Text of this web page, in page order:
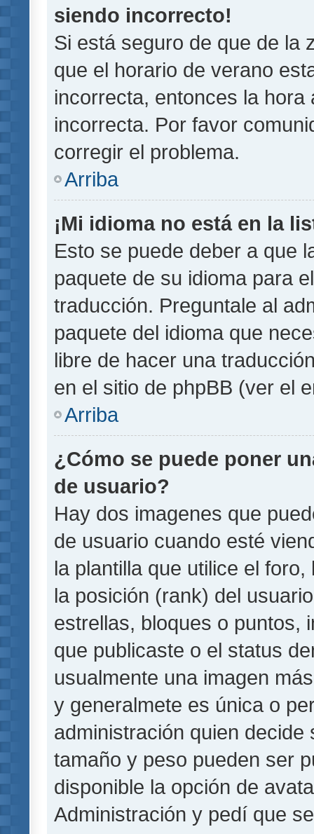
siendo incorrecto!
Si está seguro de que de la
que el horario de verano
incorrecta, entonces la
incorrecta. Por favor
corregir el problema.
Arriba
¡Mi idioma no está en la
Esto se puede deber a que
paquete de su idioma para
traducción. Preguntale al
paquete del idioma que
libre de hacer una
en el sitio de phpBB (ver el
Arriba
¿Cómo se puede poner
de usuario?
Hay dos imagenes que
de usuario cuando esté
la plantilla que utilice el
la posición (rank) del
estrellas, bloques o puntos,
que publicaste o el status
usualmente una imagen
y generalmete es única o
administración quien
tamaño y peso pueden ser
disponible la opción de
Administración y pedí que